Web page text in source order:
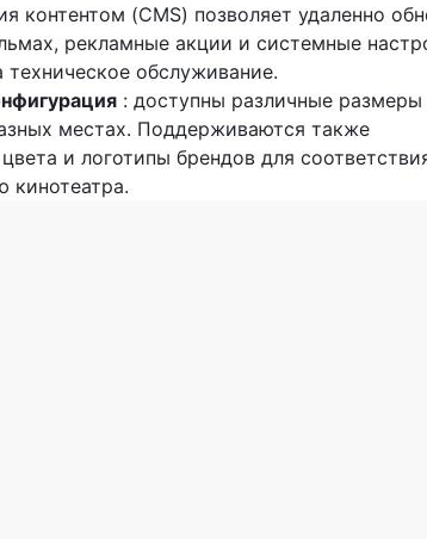
контентом (CMS) позволяет удаленно
рекламные акции и системные
обслуживание.
: доступны различные размеры
местах. Поддерживаются также
и логотипы брендов для
кинотеатра.